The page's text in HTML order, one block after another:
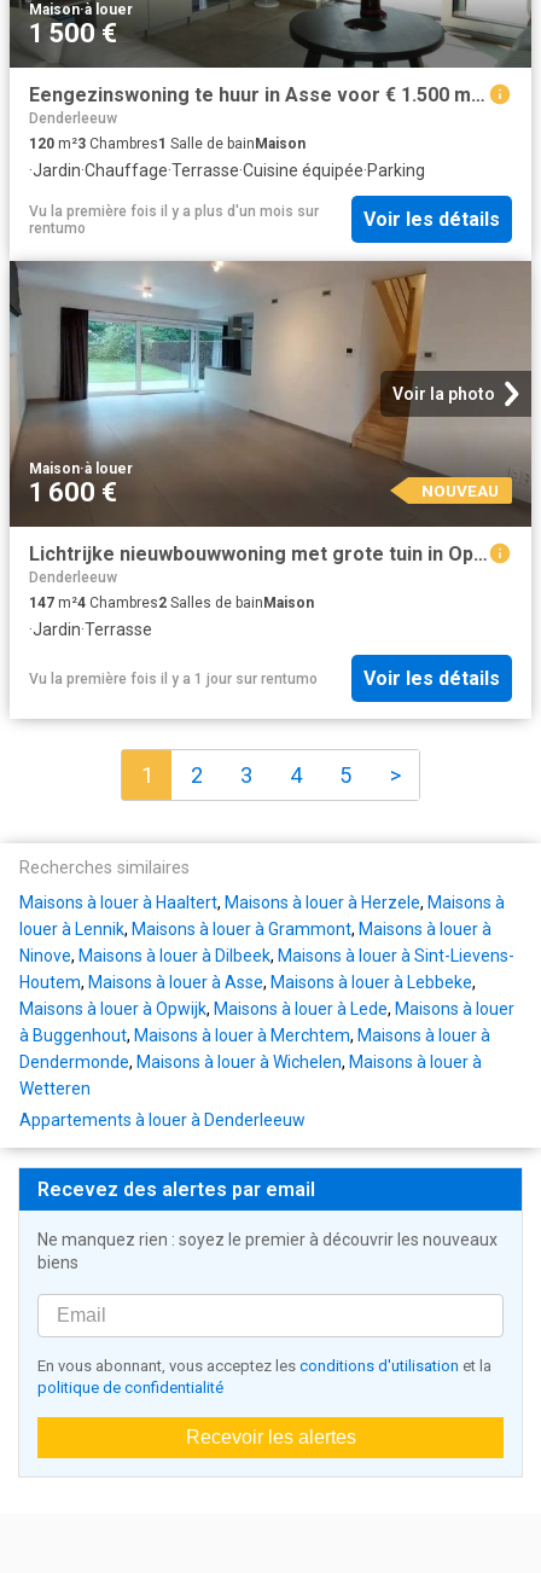
Maison·à louer
1 500 €
Eengezinswoning te huur in Asse voor € 1.500 met 3 slaapkamers
Denderleeuw
120 m²3 Chambres1 Salle de bain Maison
·Jardin·Chauffage·Terrasse·Cuisine équipée·Parking
Vu la première fois il y a plus d'un mois sur
rentumo
Voir les détails
Voir la photo
Maison·à louer
1 600 € NOUVEAU
Lichtrijke nieuwbouwwoning met grote tuin in Opwijk!
Denderleeuw
147 m²4 Chambres2 Salles de bainMaison
·Jardin·Terrasse
Vu la première fois il y a 1 jour sur rentumo Voir les détails
1 2 3 4 5 >
Recherches similaires
Maisons à louer à Haaltert, Maisons à louer à Herzele, Maisons à
louer à Lennik, Maisons à louer à Grammont, Maisons à louer à
Ninove, Maisons à louer à Dilbeek, Maisons à louer à Sint-Lievens-
Houtem, Maisons à louer à Asse, Maisons à louer à Lebbeke,
Maisons à louer à Opwijk, Maisons à louer à Lede, Maisons à louer
à Buggenhout, Maisons à louer à Merchtem, Maisons à louer à
Dendermonde, Maisons à louer à Wichelen, Maisons à louer à
Wetteren
Appartements à louer à Denderleeuw
Recevez des alertes par email
Ne manquez rien : soyez le premier à découvrir les nouveaux
biens
En vous abonnant, vous acceptez les conditions d'utilisation et la
politique de confidentialité
Recevoir les alertes